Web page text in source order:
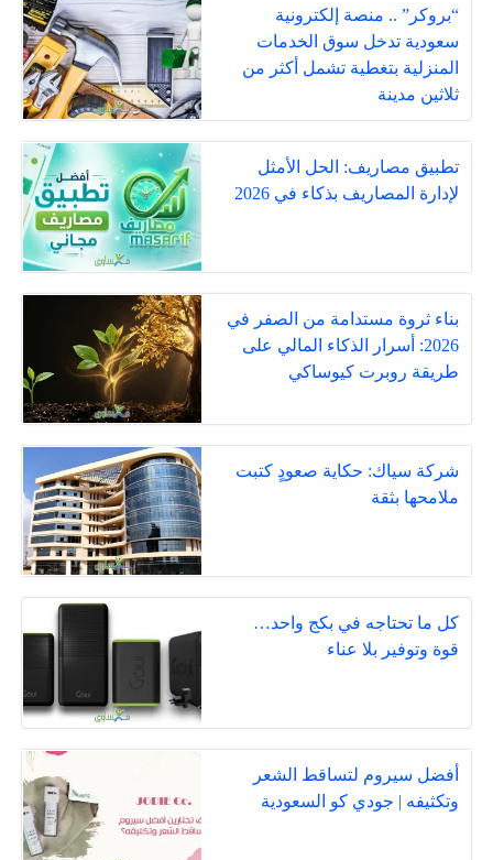
“بروكر” .. منصة إلكترونية
سعودية تدخل سوق الخدمات
المنزلية بتغطية تشمل أكثر من
ثلاثين مدينة
تطبيق مصاريف: الحل الأمثل
لإدارة المصاريف بذكاء في 2026
بناء ثروة مستدامة من الصفر في
2026: أسرار الذكاء المالي على
طريقة روبرت كيوساكي
شركة سياك: حكاية صعودٍ كتبت
ملامحها بثقة
كل ما تحتاجه في بكج واحد…
قوة وتوفير بلا عناء
أفضل سيروم لتساقط الشعر
وتكثيفه | جودي كو السعودية